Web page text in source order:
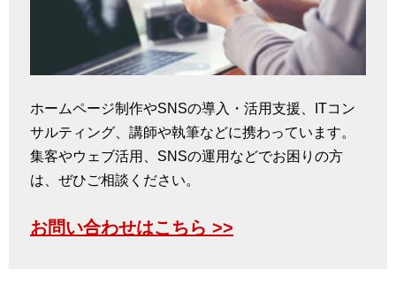
ホームページ制作やSNSの導入・活用支援、ITコン
サルティング、講師や執筆などに携わっています。
集客やウェブ活用、SNSの運用などでお困りの方
は、ぜひご相談ください。
お問い合わせはこちら >>